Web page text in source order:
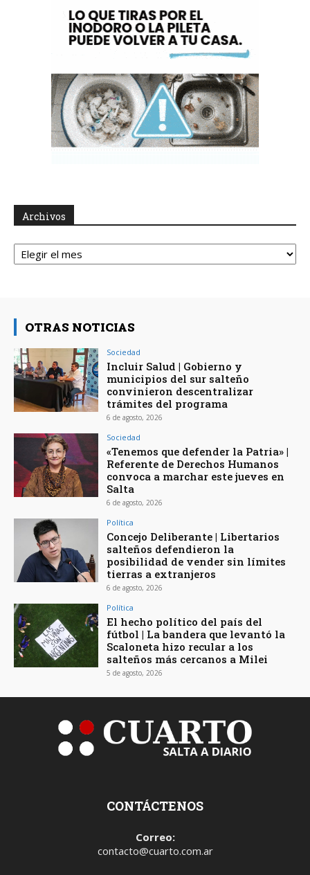
Archivos
Archivos
OTRAS NOTICIAS
Sociedad
Incluir Salud | Gobierno y
municipios del sur salteño
convinieron descentralizar
trámites del programa
6 de agosto, 2026
Sociedad
«Tenemos que defender la Patria» |
Referente de Derechos Humanos
convoca a marchar este jueves en
Salta
6 de agosto, 2026
Política
Concejo Deliberante | Libertarios
salteños defendieron la
posibilidad de vender sin límites
tierras a extranjeros
6 de agosto, 2026
Política
El hecho político del país del
fútbol | La bandera que levantó la
Scaloneta hizo recular a los
salteños más cercanos a Milei
5 de agosto, 2026
CONTÁCTENOS
Correo:
contacto@cuarto.com.ar